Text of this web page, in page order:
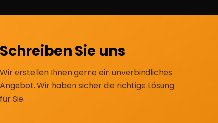
Schreiben Sie uns
Wir erstellen Ihnen gerne ein unverbindliches
Angebot. Wir haben sicher die richtige Lösung
für Sie.